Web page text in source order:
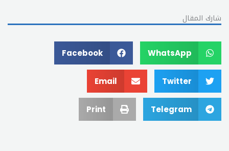
شارك المقال
WhatsApp
Facebook
Twitter
Email
Telegram
Print